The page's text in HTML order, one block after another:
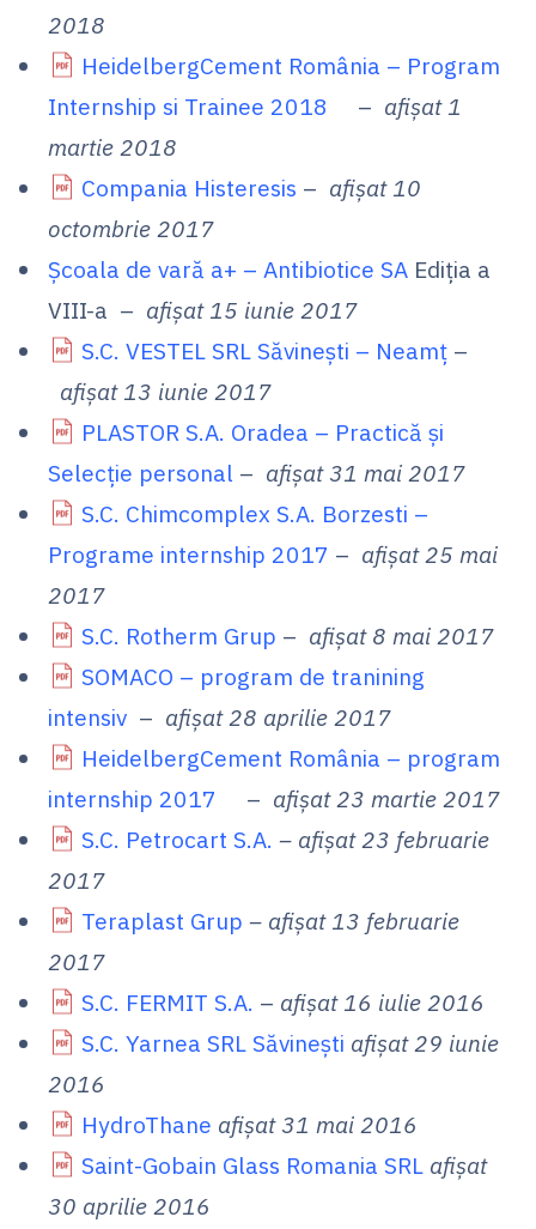
2018
HeidelbergCement România – Program
Internship si Trainee 2018 – afișat 1
martie 2018
Compania Histeresis – afișat 10
octombrie 2017
Şcoala de vară a+ – Antibiotice SA Ediţia a
VIII-a – afișat 15 iunie 2017
S.C. VESTEL SRL Săvinești – Neamț –
afișat 13 iunie 2017
PLASTOR S.A. Oradea – Practică și
Selecție personal – afișat 31 mai 2017
S.C. Chimcomplex S.A. Borzesti –
Programe internship 2017 – afișat 25 mai
2017
S.C. Rotherm Grup – afișat 8 mai 2017
SOMACO – program de tranining
intensiv – afișat 28 aprilie 2017
HeidelbergCement România – program
internship 2017 – afișat 23 martie 2017
S.C. Petrocart S.A. – afișat 23 februarie
2017
Teraplast Grup – afișat 13 februarie
2017
S.C. FERMIT S.A. – afișat 16 iulie 2016
S.C. Yarnea SRL Săvinești afișat 29 iunie
2016
HydroThane afișat 31 mai 2016
Saint-Gobain Glass Romania SRL afișat
30 aprilie 2016